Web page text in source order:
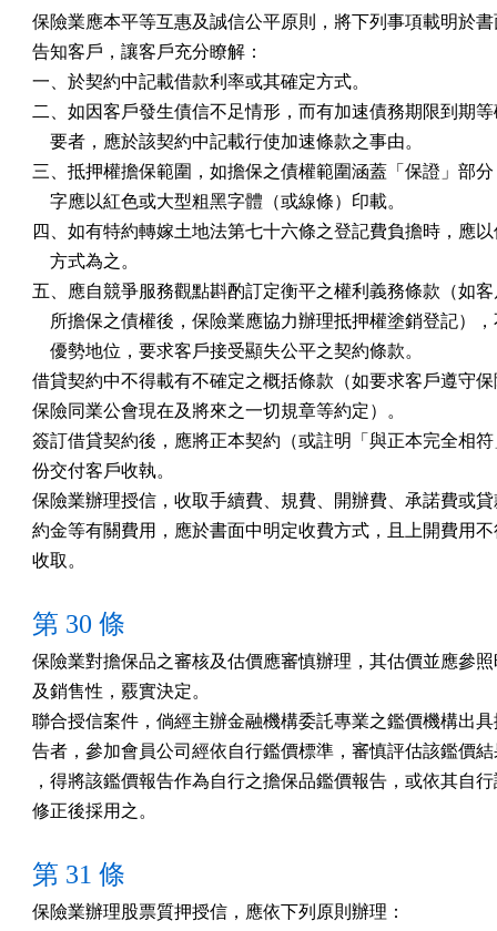
保險業應本平等互惠及誠信公平原則，將下列事項載明於
告知客戶，讓客戶充分瞭解：
一、於契約中記載借款利率或其確定方式。
二、如因客戶發生債信不足情形，而有加速債務期限到期
    要者，應於該契約中記載行使加速條款之事由。
三、抵押權擔保範圍，如擔保之債權範圍涵蓋「保證」部
    字應以紅色或大型粗黑字體（或線條）印載。
四、如有特約轉嫁土地法第七十六條之登記費負擔時，應
    方式為之。
五、應自競爭服務觀點斟酌訂定衡平之權利義務條款（如
所擔保之債權後，保險業應協力辦理抵押權塗銷登記）
    優勢地位，要求客戶接受顯失公平之契約條款。
借貸契約中不得載有不確定之概括條款（如要求客戶遵守
保險同業公會現在及將來之一切規章等約定）。
簽訂借貸契約後，應將正本契約（或註明「與正本完全相
份交付客戶收執。
保險業辦理授信，收取手續費、規費、開辦費、承諾費或
約金等有關費用，應於書面中明定收費方式，且上開費用
收取。
第 30 條
保險業對擔保品之審核及估價應審慎辦理，其估價並應參
及銷售性，覈實決定。
聯合授信案件，倘經主辦金融機構委託專業之鑑價機構出
告者，參加會員公司經依自行鑑價標準，審慎評估該鑑價
，得將該鑑價報告作為自行之擔保品鑑價報告，或依其自
修正後採用之。
第 31 條
保險業辦理股票質押授信，應依下列原則辦理：